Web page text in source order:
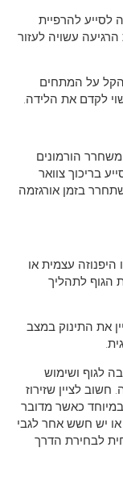
לסייע להרפיית
עשויה לעזור
להקל על המתחים
לקדם את הלידה.
הורמונים
בריכוך צוואר
בזמן אורגזמה
היפנוזה עצמית או
הגוף לתהליך
את התינוק במצב
לגוף ושימוש
חשוב לציין שזירוז
במיוחד כאשר מדובר
יש חשש אחר לגבי
לבחירת הדרך